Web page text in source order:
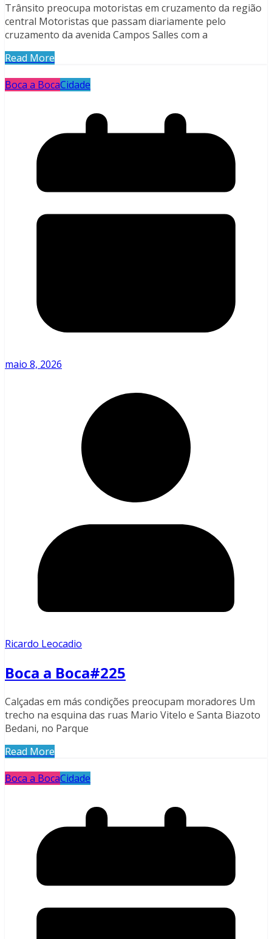
Trânsito preocupa motoristas em cruzamento da região
central Motoristas que passam diariamente pelo
cruzamento da avenida Campos Salles com a
Read More
Boca a BocaCidade
maio 8, 2026
Ricardo Leocadio
Boca a Boca#225
Calçadas em más condições preocupam moradores Um
trecho na esquina das ruas Mario Vitelo e Santa Biazoto
Bedani, no Parque
Read More
Boca a BocaCidade